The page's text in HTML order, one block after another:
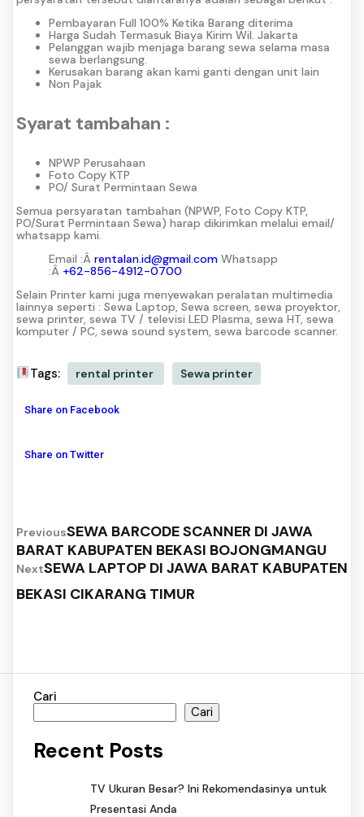
Pembayaran Full 100% Ketika Barang diterima
Harga Sudah Termasuk Biaya Kirim Wil. Jakarta
Pelanggan wajib menjaga barang sewa selama masa
sewa berlangsung.
Kerusakan barang akan kami ganti dengan unit lain
Non Pajak
Syarat tambahan :
NPWP Perusahaan
Foto Copy KTP
PO/ Surat Permintaan Sewa
Semua persyaratan tambahan (NPWP, Foto Copy KTP,
PO/Surat Permintaan Sewa) harap dikirimkan melalui email/
whatsapp kami.
Email :Â rentalan.id@gmail.com Whatsapp
:Â +62-856-4912-0700
Selain Printer kami juga menyewakan peralatan multimedia
lainnya seperti : Sewa Laptop, Sewa screen, sewa proyektor,
sewa printer, sewa TV / televisi LED Plasma, sewa HT, sewa
komputer / PC, sewa sound system, sewa barcode scanner.
Tags: rental printer Sewa printer
Share on Facebook
Share on Twitter
PreviousSEWA BARCODE SCANNER DI JAWA
BARAT KABUPATEN BEKASI BOJONGMANGU
NextSEWA LAPTOP DI JAWA BARAT KABUPATEN
BEKASI CIKARANG TIMUR
Cari
Cari
Recent Posts
TV Ukuran Besar? Ini Rekomendasinya untuk
Presentasi Anda